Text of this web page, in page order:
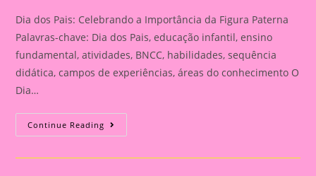
Dia dos Pais: Celebrando a Importância da Figura Paterna
Palavras-chave: Dia dos Pais, educação infantil, ensino
fundamental, atividades, BNCC, habilidades, sequência
didática, campos de experiências, áreas do conhecimento O
Dia…
Continue Reading Cartão
Lembrança
O